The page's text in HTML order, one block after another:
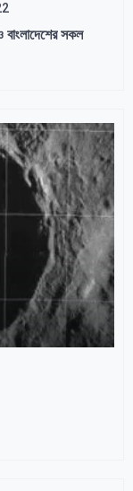
বাংলাদেশের সকল